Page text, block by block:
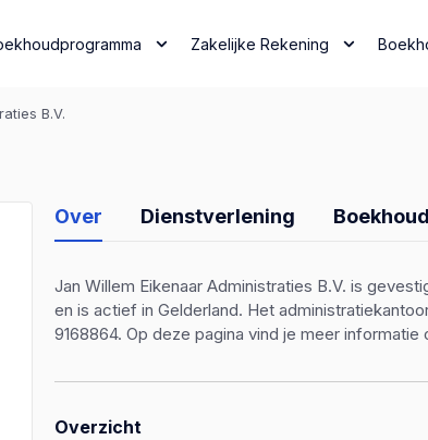
Zakelijke Rekening
B.V.
Over Dienstverlening
Jan Willem Eikenaar Administraties B.V. is
en is actief in Gelderland. Het
9168864. Op deze pagina vind je meer informatie
Overzicht